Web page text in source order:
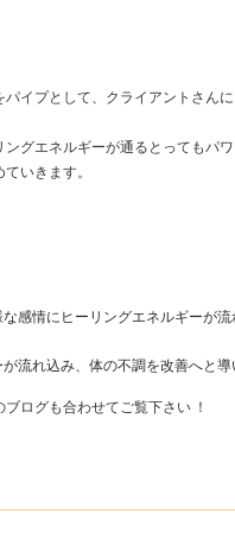
イプとして、クライアントさん
グエネルギーが通るとってもパワ
いきます。
感情にヒーリングエネルギーが
流れ込み、体の不調を改善へと導
ログも合わせてご覧下さい ！